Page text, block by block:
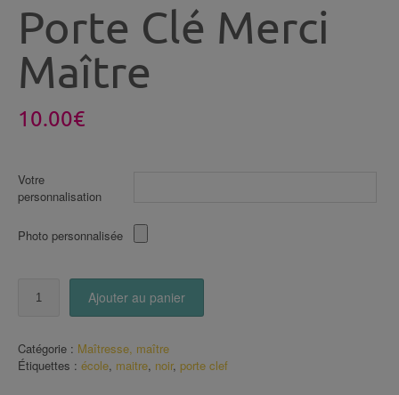
Porte Clé Merci
Maître
10.00€
Votre
personnalisation
Photo personnalisée
Merci
Maître
Ajouter au panier
Catégorie : Maîtresse, maître
Étiquettes : école, maitre, noir, porte clef